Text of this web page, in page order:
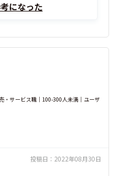
になった
・サービス職｜100-300人未満｜ユーザ
投稿日： 2022年08月30日